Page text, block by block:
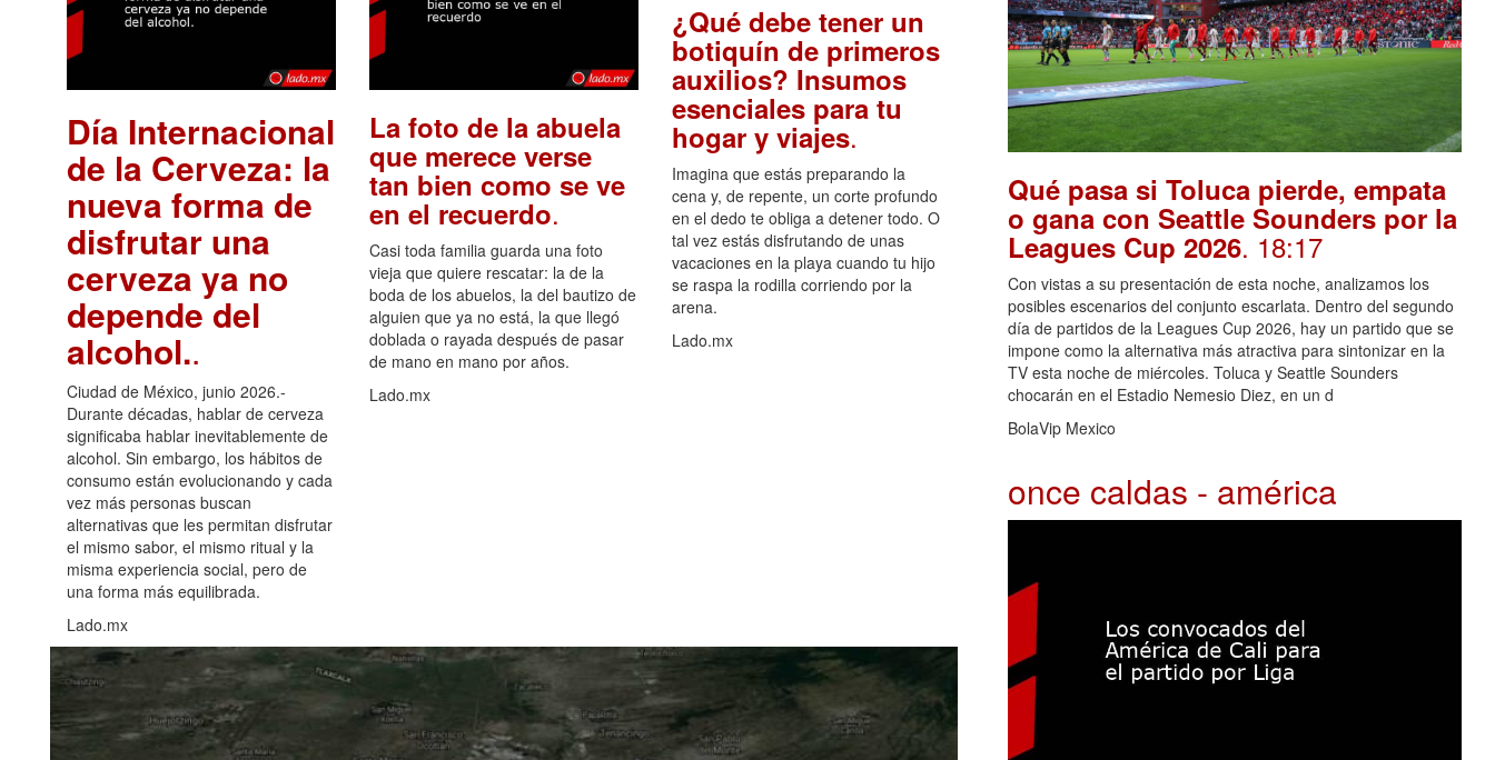
Día Internacional
de la Cerveza: la
nueva forma de
disfrutar una
cerveza ya no
depende del
alcohol..
Ciudad de México, junio 2026.-
Durante décadas, hablar de cerveza
significaba hablar inevitablemente de
alcohol. Sin embargo, los hábitos de
consumo están evolucionando y cada
vez más personas buscan
alternativas que les permitan disfrutar
el mismo sabor, el mismo ritual y la
misma experiencia social, pero de
una forma más equilibrada.
Lado.mx
La foto de la abuela
que merece verse
tan bien como se ve
en el recuerdo.
Casi toda familia guarda una foto
vieja que quiere rescatar: la de la
boda de los abuelos, la del bautizo de
alguien que ya no está, la que llegó
doblada o rayada después de pasar
de mano en mano por años.
Lado.mx
¿Qué debe tener un
botiquín de primeros
auxilios? Insumos
esenciales para tu
hogar y viajes.
Imagina que estás preparando la
cena y, de repente, un corte profundo
en el dedo te obliga a detener todo. O
tal vez estás disfrutando de unas
vacaciones en la playa cuando tu hijo
se raspa la rodilla corriendo por la
arena.
Lado.mx
Qué pasa si Toluca pierde, empata
o gana con Seattle Sounders por la
Leagues Cup 2026. 18:17
Con vistas a su presentación de esta noche, analizamos los
posibles escenarios del conjunto escarlata. Dentro del segundo
día de partidos de la Leagues Cup 2026, hay un partido que se
impone como la alternativa más atractiva para sintonizar en la
TV esta noche de miércoles. Toluca y Seattle Sounders
chocarán en el Estadio Nemesio Diez, en un d
BolaVip Mexico
once caldas - américa